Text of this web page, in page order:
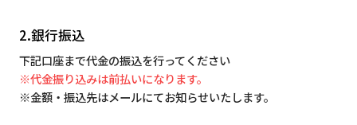
2.銀行振込
下記口座まで代金の振込を行ってください
※代金振り込みは前払いになります。
※金額・振込先はメールにてお知らせいたします。